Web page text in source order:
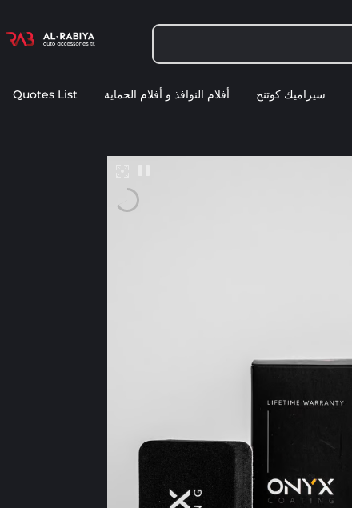
سيراميك كوتنج أفلام النوافذ و أفلام الحماية Quotes List